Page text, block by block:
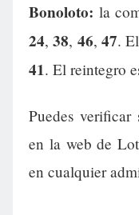
Bonoloto: la
24,38, 46, 47.
41. El reintegro
Puedes
en la web de
en cualquier